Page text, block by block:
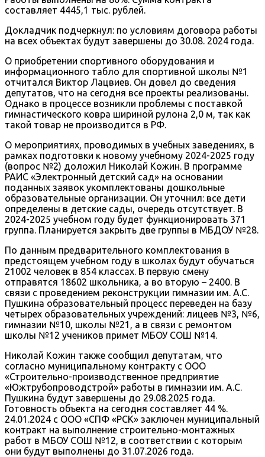
составляет 4445,1 тыс. рублей.
Докладчик подчеркнул: по условиям договора работы
на всех объектах будут завершены до 30.08. 2024 года.
О приобретении спортивного оборудования и
информационного табло для спортивной школы №1
отчитался Виктор Лацвиев. Он довел до сведения
депутатов, что на сегодня все проекты реализованы.
Однако в процессе возникли проблемы с поставкой
гимнастического ковра шириной рулона 2,0 м, так как
такой товар не производится в РФ.
О мероприятиях, проводимых в учебных заведениях, в
рамках подготовки к новому учебному 2024-2025 году
(вопрос №2) доложил Николай Кожин. В программе
РАИС «Электронный детский сад» на основании
поданных заявок укомплектованы дошкольные
образовательные организации. Он уточнил: все дети
определены в детские сады, очередь отсутствует. В
2024-2025 учебном году будет функционировать 371
группа. Планируется закрыть две группы в МБДОУ №28.
По данным предварительного комплектования в
предстоящем учебном году в школах будут обучаться
21002 человек в 854 классах. В первую смену
отправятся 18602 школьника, а во вторую – 2400. В
связи с проведением реконструкции гимназии им. А.С.
Пушкина образовательный процесс переведен на базу
четырех образовательных учреждений: лицеев №3, №6,
гимназии №10, школы №21, а в связи с ремонтом
школы №12 учеников примет МБОУ СОШ №14.
Николай Кожин также сообщил депутатам, что
согласно муниципальному контракту с ООО
«Строительно-производственное предприятие
«Южтрубопроводстрой» работы в гимназии им. А.С.
Пушкина будут завершены до 29.08.2025 года.
Готовность объекта на сегодня составляет 44 %.
24.01.2024 с ООО «СПФ «РСК» заключен муниципальный
контракт на выполнение строительно-монтажных
работ в МБОУ СОШ №12, в соответствии с которым
они будут выполнены до 31.07.2026 года.